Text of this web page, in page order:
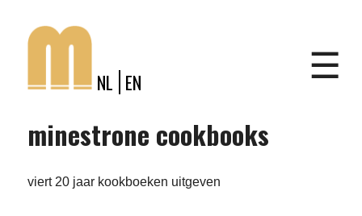
Jump to navigation
NL EN ☰
minestrone cookbooks
viert 20 jaar kookboeken uitgeven